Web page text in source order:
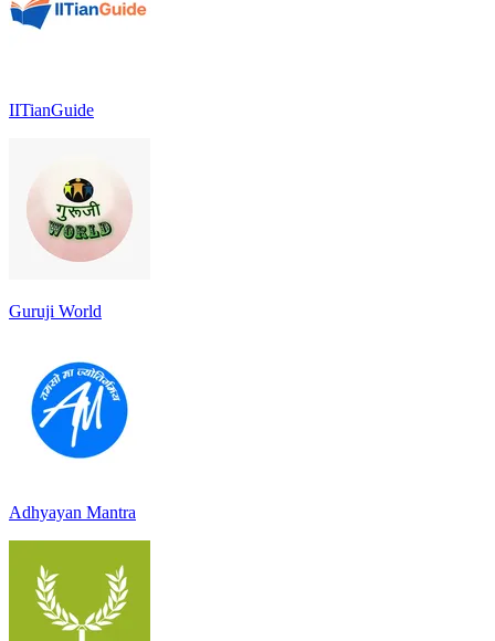
IITianGuide
Guruji World
Adhyayan Mantra